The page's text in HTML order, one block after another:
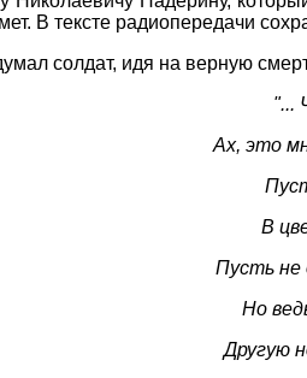
В тексте радиопередачи
солдат, идя на верную
"...
Ах, это
В
Пусть не
Но
Другую н